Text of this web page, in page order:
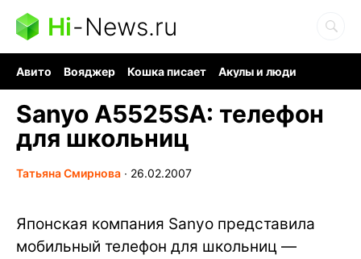
Hi-News.ru
Авито Вояджер Кошка писает
Акулы и люди
Sanyo A5525SA: телефон
для школьниц
Татьяна Смирнова ∙ 26.02.2007
Японская компания Sanyo представила
мобильный телефон для школьниц —